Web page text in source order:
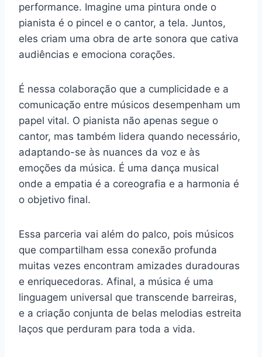
performance. Imagine uma pintura onde o
pianista é o pincel e o cantor, a tela. Juntos,
eles criam uma obra de arte sonora que cativa
audiências e emociona corações.
É nessa colaboração que a cumplicidade e a
comunicação entre músicos desempenham um
papel vital. O pianista não apenas segue o
cantor, mas também lidera quando necessário,
adaptando-se às nuances da voz e às
emoções da música. É uma dança musical
onde a empatia é a coreografia e a harmonia é
o objetivo final.
Essa parceria vai além do palco, pois músicos
que compartilham essa conexão profunda
muitas vezes encontram amizades duradouras
e enriquecedoras. Afinal, a música é uma
linguagem universal que transcende barreiras,
e a criação conjunta de belas melodias estreita
laços que perduram para toda a vida.